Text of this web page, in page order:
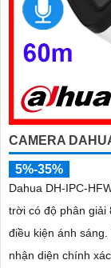
CAMERA
5%-35%
Dahua DH-IPC-
trời có độ phân giải
điều kiện ánh sáng. Tích hợp công nghệ AI thông minh, camera
nhận diện chính